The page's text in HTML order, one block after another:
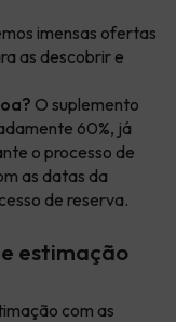
imensas ofertas
as descobrir e
O suplemento
60%, já
o processo de
as datas da
de reserva.
estimação
com as